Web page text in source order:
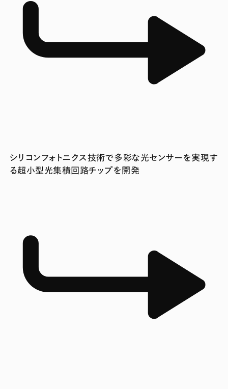
シリコンフォトニクス技術で多彩な光センサーを実現す
る超小型光集積回路チップを開発